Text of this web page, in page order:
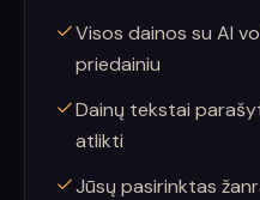
Visos dainos su AI
priedainiu
Dainų tekstai
atlikti
Jūsų pasirinktas